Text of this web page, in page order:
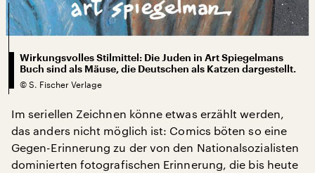
Wirkungsvolles Stilmittel: Die Juden in Art Spiegelmans
Buch sind als Mäuse, die Deutschen als Katzen dargestellt.
© S. Fischer Verlage
Im seriellen Zeichnen könne etwas erzählt werden,
das anders nicht möglich ist: Comics böten so eine
Gegen-Erinnerung zu der von den Nationalsozialisten
dominierten fotografischen Erinnerung, die bis heute